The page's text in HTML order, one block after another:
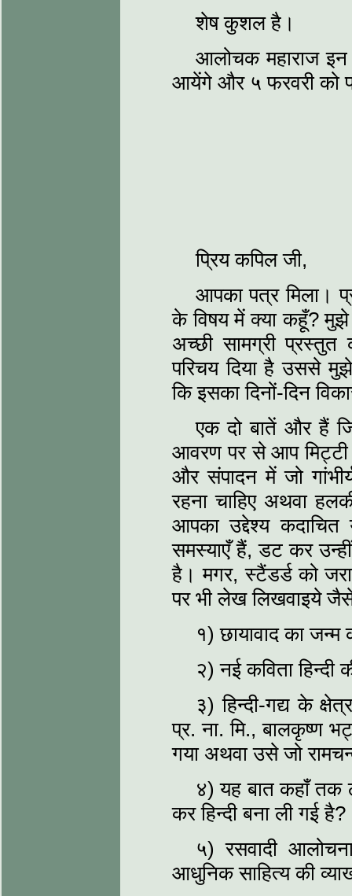
शेष कुशल है।
आलोचक महाराज
आयेंगे और ५ फरवरी को
प्रिय कपिल जी,
आपका पत्र मिला।
के विषय में क्‍या कहूँ?
अच्‍छी सामग्री
परिचय दिया है उससे
कि इसका दिनों-दिन
एक दो बातें और हैं
आवरण पर से आप मिट्टी
और संपादन में जो
रहना चाहिए अथवा
आपका उद्देश्य
समस्‍याएँ हैं, डट कर
है। मगर, स्‍टैंडर्ड को
पर भी लेख लिखवाइये
१) छायावाद का
२) नई कविता
३) हिन्‍दी-गद्य के
प्र. ना. मि., बालकृष्‍ण
गया अथवा उसे जो
४) यह बात कहाँ तक
कर हिन्‍दी बना ली गई है?
५) रसवादी
आधुनिक साहित्‍य की